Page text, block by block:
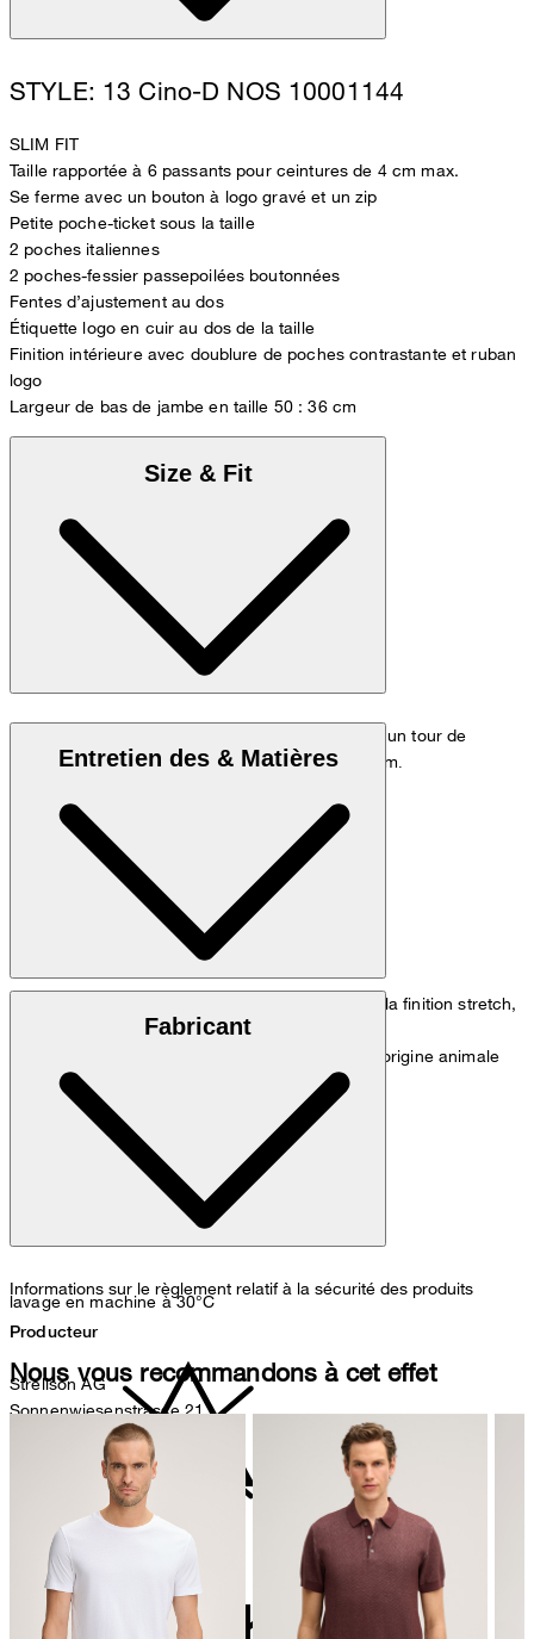
STYLE: 13 Cino-D NOS 10001144
SLIM FIT
Taille rapportée à 6 passants pour ceintures de 4 cm max.
Se ferme avec un bouton à logo gravé et un zip
Petite poche-ticket sous la taille
2 poches italiennes
2 poches-fessier passepoilées boutonnées
Fentes d’ajustement au dos
Étiquette logo en cuir au dos de la taille
Finition intérieure avec doublure de poches contrastante et ruban
logo
Largeur de bas de jambe en taille 50 : 36 cm
Size & Fit
Le modèle porte la taille 48, il mesure 178 cm, a un tour de
poitrine de 98 cm et un tour de hanches de 98 cm
Tableau des mesures
Entretien des & Matières
gabardine de coton luxueuse à la finition stretch,
98 % coton et 2 % élasthanne
Contient des éléments non textiles d’origine animale
lavage en machine à 30°C
ne pas décolorer
Fabricant
Informations sur le règlement relatif à la sécurité des produits
Producteur
Strellson AG
Sonnenwiesenstrasse 21
8280 Kreuzlingen
Représentant autorisé
Strellson GmbH
Line-Eid-Str. 6
Nous vous recommandons à cet effet